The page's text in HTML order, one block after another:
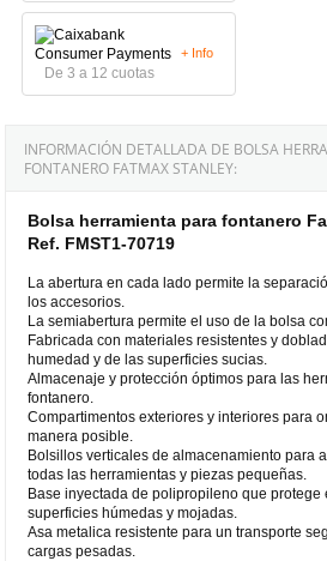
De 3 a 12 cuotas
+ Info
INFORMACIÓN DETALLADA DE BOLSA
FONTANERO FATMAX STANLEY:
Bolsa herramienta para fontanero
Ref. FMST1-70719
La abertura en cada lado permite la
los accesorios.
La semiabertura permite el uso de la bolsa
Fabricada con materiales resistentes y
humedad y de las superficies sucias.
Almacenaje y protección óptimos para las
fontanero.
Compartimentos exteriores y interiores para
manera posible.
Bolsillos verticales de almacenamiento para
todas las herramientas y piezas pequeñas.
Base inyectada de polipropileno que protege
superficies húmedas y mojadas.
Asa metalica resistente para un transporte
cargas pesadas.